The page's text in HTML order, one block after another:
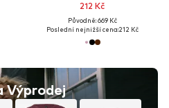
Výprodej
212 Kč
Původně: 669 Kč
Poslední nejnižší cena:212 Kč